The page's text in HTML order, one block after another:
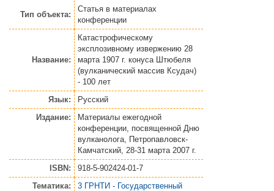
Тип объекта:
Статья в материалах
конференции
Название:
Катастрофическому
эксплозивному извержению 28
марта 1907 г. конуса Штюбеля
(вулканический массив Ксудач)
- 100 лет
Язык:
Русский
Издание:
Материалы ежегодной
конференции, посвященной Дню
вулканолога, Петропавловск-
Камчатский, 28-31 марта 2007 г.
ISBN:
918-5-902424-01-7
Тематика:
3 ГРНТИ - Государственный